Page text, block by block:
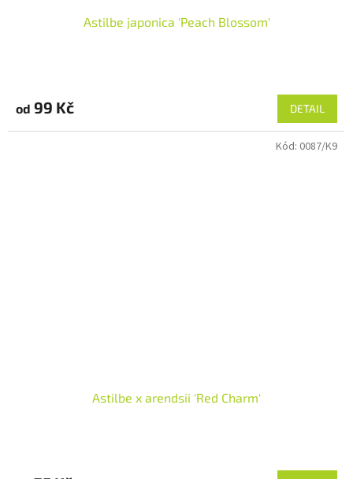
Astilbe japonica 'Peach Blossom'
od 99 Kč DETAIL
Astilbe x arendsii 'Red Charm'
Kód: 0087/K9